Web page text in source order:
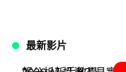
最新影片